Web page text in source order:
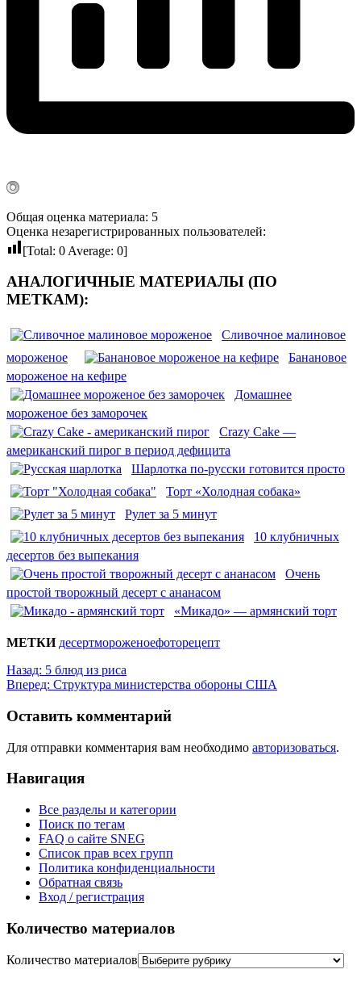
Общая оценка материала: 5
Оценка незарегистрированных пользователей:
[Total: 0 Average: 0]
АНАЛОГИЧНЫЕ МАТЕРИАЛЫ (ПО
МЕТКАМ):
Сливочное малиновое
мороженое
Банановое
мороженое на кефире
Домашнее
мороженое без заморочек
Crazy Cake —
американский пирог в период дефицита
Шарлотка по-русски готовится просто
Торт «Холодная собака»
Рулет за 5 минут
10 клубничных
десертов без выпекания
Очень
простой творожный десерт с ананасом
«Микадо» — армянский торт
МЕТКИ десертмороженоефоторецепт
Назад: 5 блюд из риса
Вперед: Структура министерства обороны США
Оставить комментарий
Для отправки комментария вам необходимо авторизоваться.
Навигация
Все разделы и категории
Поиск по тегам
FAQ о сайте SNEG
Список прав всех групп
Политика конфиденциальности
Обратная связь
Вход / регистрация
Количество материалов
Количество материалов